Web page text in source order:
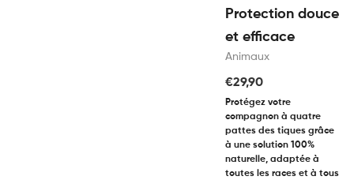
Protection douce
et efficace
Animaux
€29,90
Protégez votre
compagnon à quatre
pattes des tiques grâce
à une solution 100%
naturelle, adaptée à
toutes les races et à tous